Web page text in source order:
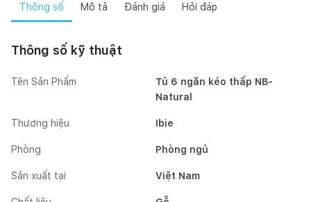
Thông số Mô tả Đánh giá Hỏi đáp
Thông số kỹ thuật
Tên Sản Phẩm
Tủ 6 ngăn kéo thấp NB-
Natural
Thương hiệu Ibie
Phòng Phòng ngủ
Sản xuất tại Việt Nam